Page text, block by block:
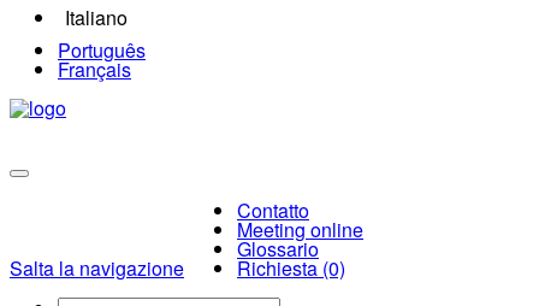
Italiano
Português
Français
Salta la navigazione
Contatto
Meeting online
Glossario
Richiesta (0)